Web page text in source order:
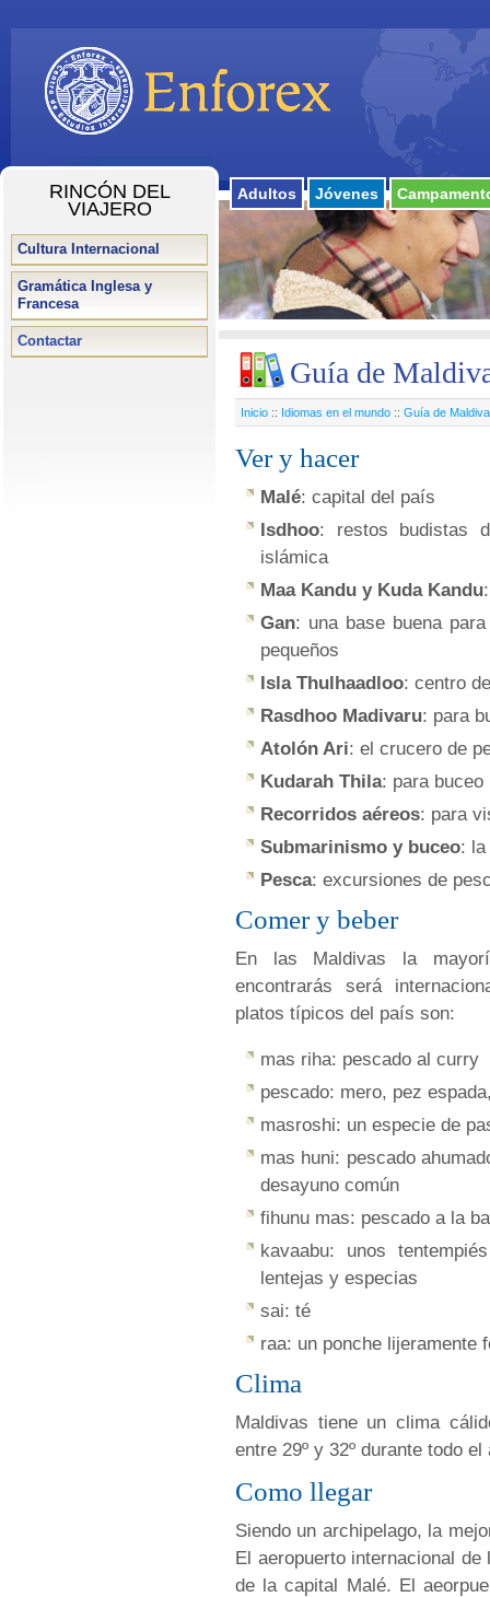
Adultos Jóvenes
RINCÓN DEL
VIAJERO
Cultura Internacional
Gramática Inglesa y
Francesa
Contactar
Guía de
Inicio :: Idiomas en el mundo :: Guía de
Ver y hacer
Malé: capital del país
Isdhoo: restos budistas
islámica
Maa Kandu y Kuda Kandu
Gan: una base buena
pequeños
Isla Thulhaadloo: centro
Rasdhoo Madivaru: para
Atolón Ari: el crucero de
Kudarah Thila: para buceo
Recorridos aéreos: para
Submarinismo y buceo:
Pesca: excursiones de
Comer y beber
En las Maldivas la
encontrarás será
platos típicos del país son:
mas riha: pescado al curry
pescado: mero, pez
masroshi: un especie de
mas huni: pescado
desayuno común
fihunu mas: pescado a la
kavaabu: unos
lentejas y especias
sai: té
raa: un ponche lijeramente
Clima
Maldivas tiene un clima
entre 29º y 32º durante todo el
Como llegar
Siendo un archipelago, la
El aeropuerto internacional
de la capital Malé. El